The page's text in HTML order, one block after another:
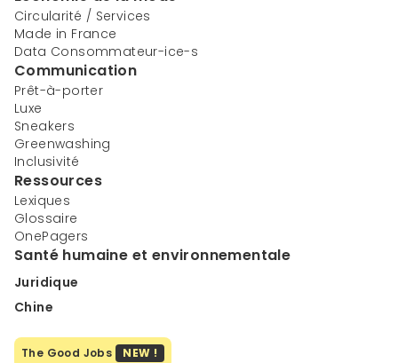
Circularité / Services
Made in France
Data Consommateur-ice-s
Communication
Prêt-à-porter
Luxe
Sneakers
Greenwashing
Inclusivité
Ressources
Lexiques
Glossaire
OnePagers
Santé humaine et environnementale
Juridique
Chine
The Good Jobs NEW !